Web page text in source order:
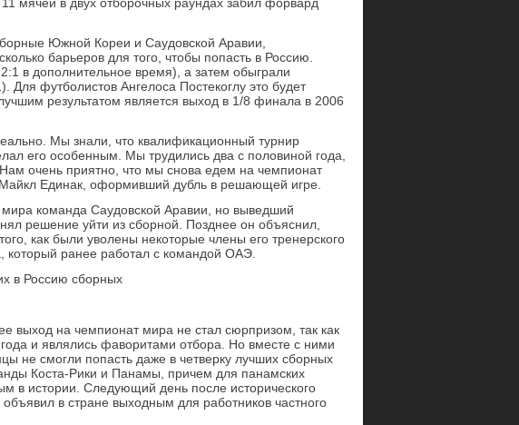
Южной Кореи и Саудовской Аравии,
барьеров для того, чтобы попасть в Россию.
в дополнительное время), а затем обыграли
Для футболистов Ангелоса Постекоглу это будет
результатом является выход в 1/8 финала в 2006
Мы знали, что квалификационный турнир
его особенным. Мы трудились два с половиной года,
очень приятно, что мы снова едем на чемпионат
Единак, оформивший дубль в решающей игре.
команда Саудовской Аравии, но выведший
решение уйти из сборной. Позднее он объяснил,
как были уволены некоторые члены его тренерского
который ранее работал с командой ОАЭ.
в Россию сборных
выход на чемпионат мира не стал сюрпризом, так как
и являлись фаворитами отбора. Но вместе с ними
не смогли попасть даже в четверку лучших сборных
Коста-Рики и Панамы, причем для панамских
в истории. Следующий день после исторического
в стране выходным для работников частного